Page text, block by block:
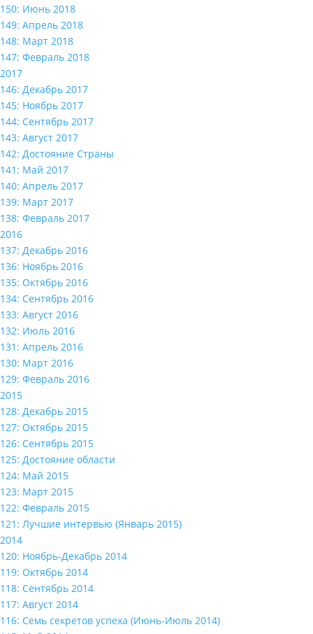
150: Июнь 2018
149: Апрель 2018
148: Март 2018
147: Февраль 2018
2017
146: Декабрь 2017
145: Ноябрь 2017
144: Сентябрь 2017
143: Август 2017
142: Достояние Страны
141: Май 2017
140: Апрель 2017
139: Март 2017
138: Февраль 2017
2016
137: Декабрь 2016
136: Ноябрь 2016
135: Октябрь 2016
134: Сентябрь 2016
133: Август 2016
132: Июль 2016
131: Апрель 2016
130: Март 2016
129: Февраль 2016
2015
128: Декабрь 2015
127: Октябрь 2015
126: Сентябрь 2015
125: Достояние области
124: Май 2015
123: Март 2015
122: Февраль 2015
121: Лучшие интервью (Январь 2015)
2014
120: Ноябрь-Декабрь 2014
119: Октябрь 2014
118: Сентябрь 2014
117: Август 2014
116: Семь секретов успеха (Июнь-Июль 2014)